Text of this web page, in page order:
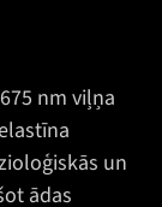
nm viļņa
un
ādas